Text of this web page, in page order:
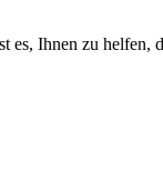
es, Ihnen zu helfen,